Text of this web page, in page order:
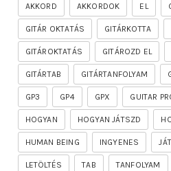
AKKORD AKKORDOK EL
GITÁR OKTATÁS GITÁRKOTTA
GITÁROKTATÁS GITÁROZD EL
GITÁRTAB GITÁRTANFOLYAM
GP3 GP4 GPX GUITAR
HOGYAN HOGYAN JÁTSZD
HUMAN BEING INGYENES
LETÖLTÉS TAB TANFOLYAM